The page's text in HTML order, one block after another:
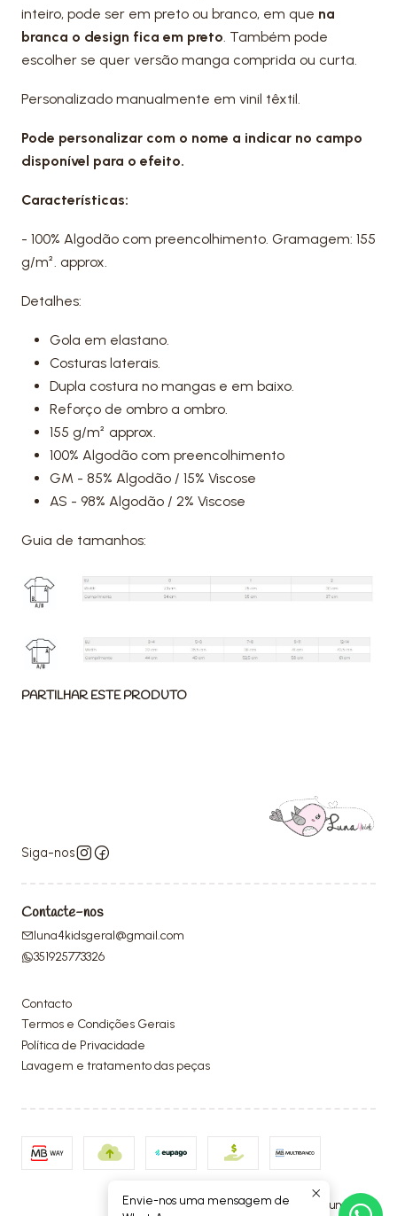
inteiro, pode ser em preto ou branco, em que na
branca o design fica em preto. Também pode
escolher se quer versão manga comprida ou curta.
Personalizado manualmente em vinil têxtil.
Pode personalizar com o nome a indicar no campo
disponível para o efeito.
Características:
- 100% Algodão com preencolhimento. Gramagem: 155
g/m². approx.
Detalhes:
Gola em elastano.
Costuras laterais.
Dupla costura no mangas e em baixo.
Reforço de ombro a ombro.
155 g/m² approx.
100% Algodão com preencolhimento
GM - 85% Algodão / 15% Viscose
AS - 98% Algodão / 2% Viscose
Guia de tamanhos:
PARTILHAR ESTE PRODUTO
Siga-nos
Contacte-nos
luna4kidsgeral@gmail.com
351925773326
Contacto
Termos e Condições Gerais
Política de Privacidade
Lavagem e tratamento das peças
2026 Luna4Kids.
Envie-nos uma mensagem de